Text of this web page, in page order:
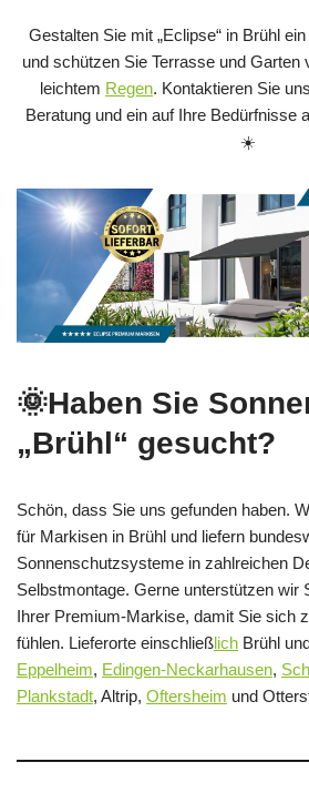
Gestalten Sie mit „Eclipse“ in Brühl
und schützen Sie Terrasse und Garten
leichtem Regen. Kontaktieren Sie
Beratung und ein auf Ihre Bedürfnisse
☀️
🌞Haben Sie
„Brühl“ gesucht?
Schön, dass Sie uns gefunden haben.
für Markisen in Brühl und liefern
Sonnenschutzsysteme in zahlreichen
Selbstmontage. Gerne unterstützen wir
Ihrer Premium-Markise, damit Sie sich
fühlen. Lieferorte einschließlich Brühl
Eppelheim, Edingen-Neckarhausen,
Plankstadt, Altrip, Oftersheim und